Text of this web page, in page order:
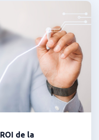
de la